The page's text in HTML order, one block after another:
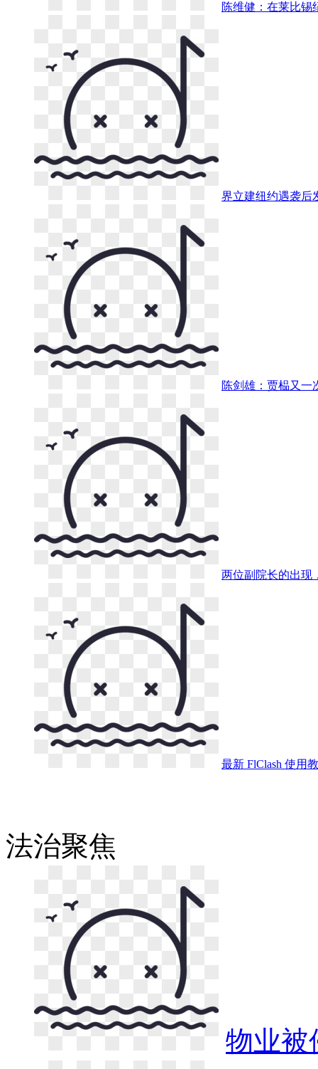
陈维健：在莱比锡
界立建纽约遇袭后
陈剑雄：贾榀又一
两位副院长的出现
最新 FlClash 使用
法治聚焦
物业被